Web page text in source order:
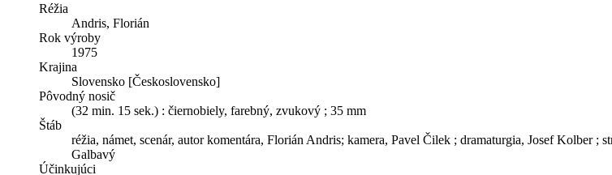
Réžia
Andris, Florián
Rok výroby
1975
Krajina
Slovensko [Československo]
Pôvodný nosič
(32 min. 15 sek.) : čiernobiely, farebný, zvukový ; 35 mm
Štáb
réžia, námet, scenár, autor komentára, Florián Andris; kamera, Pavel Čilek ; dramaturgia, Josef
Galbavý
Účinkujúci